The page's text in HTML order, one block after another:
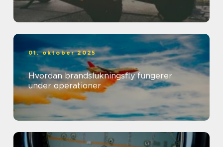
01. oktober 2025
Hvordan brandslukningsfly fungerer
under operationer